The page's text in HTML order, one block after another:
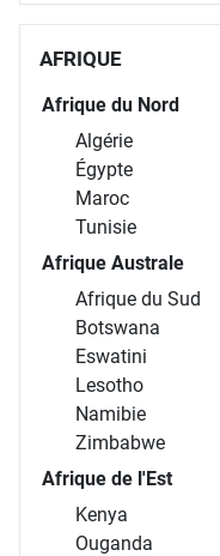
AFRIQUE
Afrique du Nord
Algérie
Égypte
Maroc
Tunisie
Afrique Australe
Afrique du Sud
Botswana
Eswatini
Lesotho
Namibie
Zimbabwe
Afrique de l'Est
Kenya
Ouganda